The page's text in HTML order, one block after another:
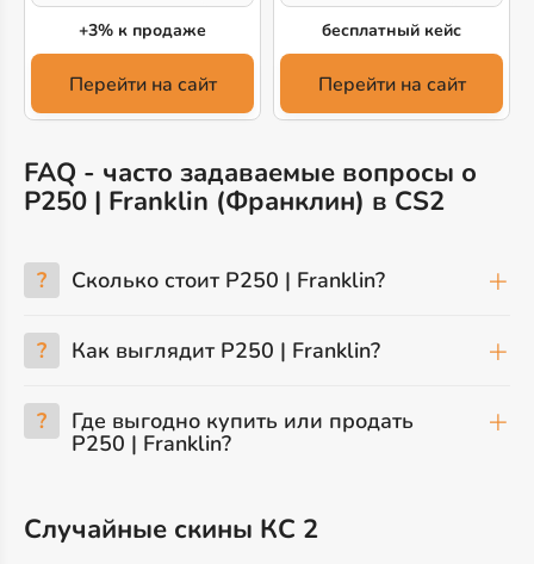
+3% к продаже
Перейти на сайт
бесплатный кейс
Перейти на сайт
FAQ - часто задаваемые вопросы о
P250 | Franklin (Франклин) в CS2
? Сколько стоит P250 | Franklin?
? Как выглядит P250 | Franklin?
? Где выгодно купить или продать
P250 | Franklin?
Случайные скины КС 2